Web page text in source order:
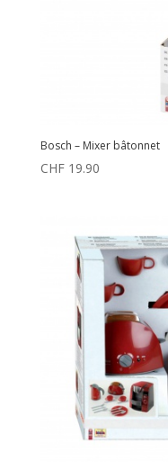
Bosch – Mixer bâtonnet
CHF19.90